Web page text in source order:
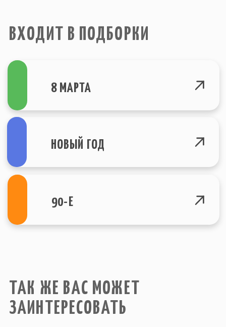
© Все права защищены. 2015-2023
Политика конфеденциальности